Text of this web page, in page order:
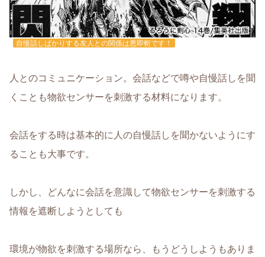
自慢話しばかりする友人との関係は悪即斬です！
人とのコミュニケーション。会話などで噂や自慢話しを聞
くことも物欲センサーを刺激する材料になります。
会話をする時は基本的に人の自慢話しを聞かないようにす
ることも大事です。
しかし、どんなに会話を意識して物欲センサーを刺激する
情報を遮断しようとしても
環境が物欲を刺激する場所なら、もうどうしようもありま